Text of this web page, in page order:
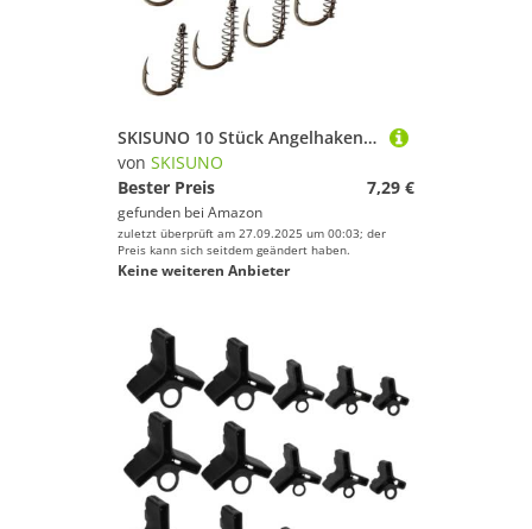
SKISUNO 10 Stück Angelhaken aus Hochwertigem Kohlenstoffstahl Federnder Fischhaken Langlebig und Wiederverwendbar für Süßwasser und Karpfenangeln Praktisches Angelzubehör für Passionierte
von SKISUNO
Bester Preis
7,29 €
gefunden bei Amazon
zuletzt überprüft am 27.09.2025 um 00:03; der
Preis kann sich seitdem geändert haben.
Keine weiteren Anbieter